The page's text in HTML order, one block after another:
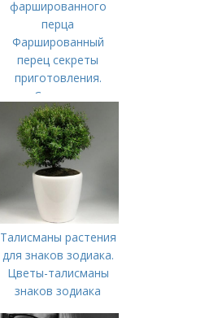
Фаршированный
перец секреты
приготовления.
Секреты
приготовления очень
вкусного
фаршированного
перца
Талисманы растения
для знаков зодиака.
Цветы-талисманы
знаков зодиака